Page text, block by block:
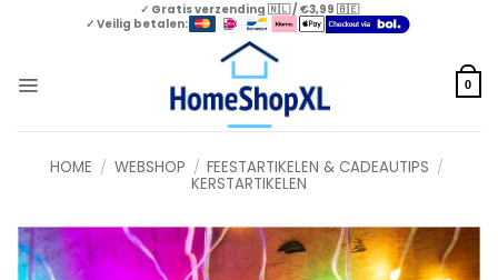
✓ Gratis verzending 🇳🇱 / €3,99 🇧🇪
✓ Veilig betalen:
0
HOME / WEBSHOP / FEESTARTIKELEN & CADEAUTIPS /
KERSTARTIKELEN